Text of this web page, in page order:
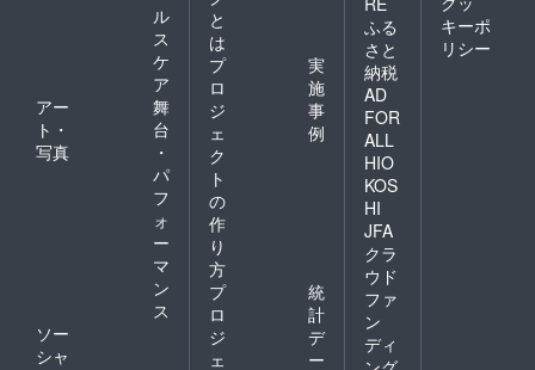
ル
ス
ケ
ア
アー
ト・
写真
舞
台
・
パ
フ
ォ
ー
マ
ン
ス
ソー
シャ
と
は
プ
ロ
ジ
ェ
ク
ト
の
作
り
方
実
施
事
例
プ
ロ
ジ
ェ
統
計
デ
ー
ふる
さと
納税
AD
FOR
ALL
HIO
KOS
HI
JFA
クラ
ウド
ファ
ン
ディ
キーポ
リシー